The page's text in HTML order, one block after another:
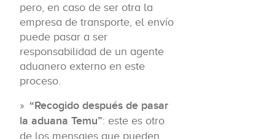
pero, en caso de ser otra la
empresa de transporte, el envío
puede pasar a ser
responsabilidad de un agente
aduanero externo en este
proceso.
“Recogido después de pasar
la aduana Temu”: este es otro
de los mensajes que pueden